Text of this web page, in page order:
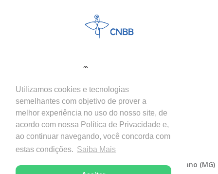
Utilizamos cookies e tecnologias
semelhantes com objetivo de prover a
melhor experiência no uso do nosso site, de
acordo com nossa Política de Privacidade e,
ao continuar navegando, você concorda com
estas condições. Saiba Mais
Copyright © 2026 - Diocese de Itabira-Coronel Fabriciano (MG)